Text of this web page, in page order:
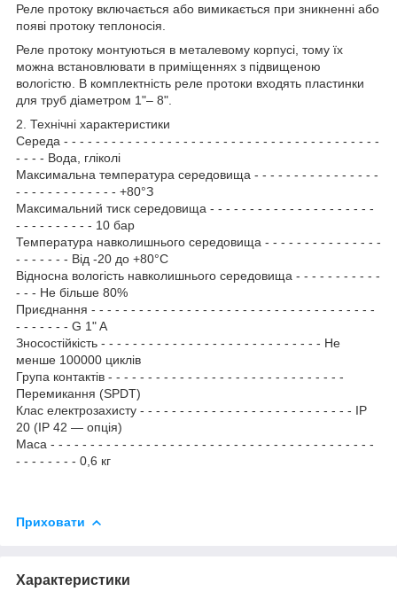
Реле протоку включається або вимикається при зникненні або
появі протоку теплоносія.
Реле протоку монтуються в металевому корпусі, тому їх
можна встановлювати в приміщеннях з підвищеною
вологістю. В комплектність реле протоки входять пластинки
для труб діаметром 1"– 8".
2. Технічні характеристики
Середа - - - - - - - - - - - - - - - - - - - - - - - - - - - - - - - - - - - - - - - -
- - - - Вода, гліколі
Максимальна температура середовища - - - - - - - - - - - - - - - -
- - - - - - - - - - - - - +80°З
Максимальний тиск середовища - - - - - - - - - - - - - - - - - - - - -
- - - - - - - - - - 10 бар
Температура навколишнього середовища - - - - - - - - - - - - - - -
- - - - - - - Від -20 до +80°С
Відносна вологість навколишнього середовища - - - - - - - - - - -
- - - Не більше 80%
Приєднання - - - - - - - - - - - - - - - - - - - - - - - - - - - - - - - - - - - -
- - - - - - - G 1" A
Зносостійкість - - - - - - - - - - - - - - - - - - - - - - - - - - - - Не
менше 100000 циклів
Група контактів - - - - - - - - - - - - - - - - - - - - - - - - - - - - - -
Перемикання (SPDT)
Клас електрозахисту - - - - - - - - - - - - - - - - - - - - - - - - - - - IP
20 (IP 42 — опція)
Маса - - - - - - - - - - - - - - - - - - - - - - - - - - - - - - - - - - - - - - - - -
- - - - - - - - 0,6 кг
Приховати
Характеристики